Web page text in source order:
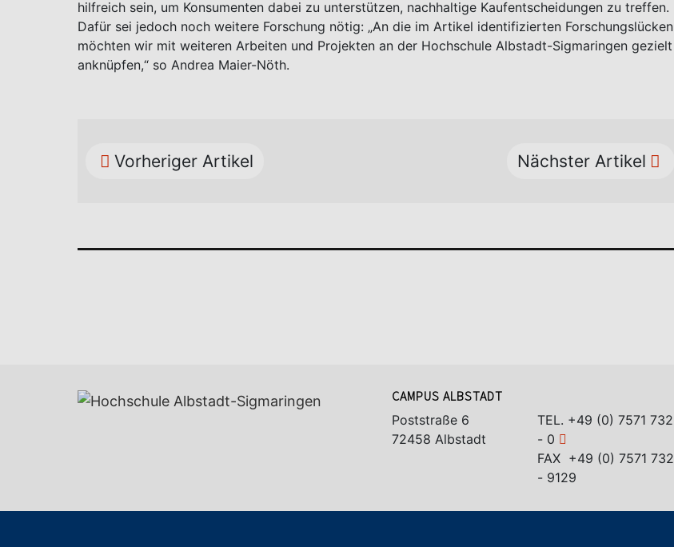
hilfreich sein, um Konsumenten dabei zu unterstützen, nachhaltige Kaufentscheidungen zu treffen.
Dafür sei jedoch noch weitere Forschung nötig: „An die im Artikel identifizierten Forschungslücken
möchten wir mit weiteren Arbeiten und Projekten an der Hochschule Albstadt-Sigmaringen gezielt
anknüpfen,“ so Andrea Maier-Nöth.
Vorheriger Artikel Nächster Artikel
CAMPUS ALBSTADT
Poststraße 6
72458 Albstadt
TEL. +49 (0) 7571 732
- 0
FAX +49 (0) 7571 732
- 9129